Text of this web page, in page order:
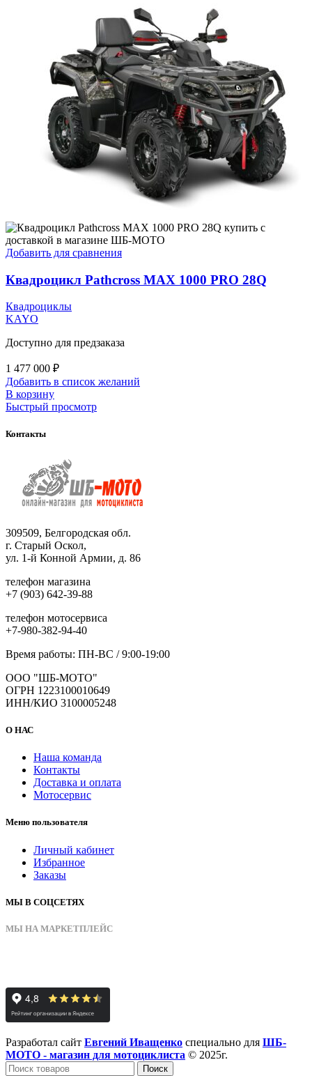
Добавить для сравнения
Квадроцикл Pathcross MAX 1000 PRO 28Q
Квадроциклы
KAYO
Доступно для предзаказа
1 477 000 ₽
Добавить в список желаний
В корзину
Быстрый просмотр
Контакты
309509, Белгородская обл.
г. Старый Оскол,
ул. 1-й Конной Армии, д. 86
телефон магазина
+7 (903) 642-39-88
телефон мотосервиса
+7-980-382-94-40
Время работы: ПН-ВС / 9:00-19:00
ООО "ШБ-МОТО"
ОГРН 1223100010649
ИНН/КИО 3100005248
О НАС
Наша команда
Контакты
Доставка и оплата
Мотосервис
Меню пользователя
Личный кабинет
Избранное
Заказы
МЫ В СОЦСЕТЯХ
МЫ НА МАРКЕТПЛЕЙС
Разработал сайт Евгений Иващенко специально для ШБ-
МОТО - магазин для мотоциклиста © 2025г.
Поиск